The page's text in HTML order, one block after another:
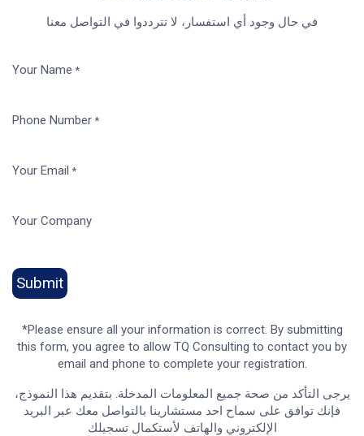
في حال وجود أي استفسار، لا تترددوا في التواصل معنا
Your Name *
Phone Number *
Your Email *
Your Company
Submit
*Please ensure all your information is correct. By submitting
this form, you agree to allow TQ Consulting to contact you by
email and phone to complete your registration.
يرجى التأكد من صحة جميع المعلومات المدخلة. بتقديم هذا النموذج،
فإنك توافق على سماح احد مستشارينا بالتواصل معك عبر البريد
الإلكتروني والهاتف لأستكمال تسجيلك